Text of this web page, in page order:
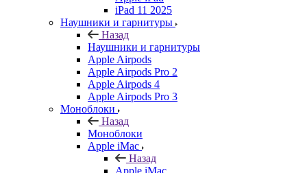
iPad 11 2025
Наушники и гарнитуры
Назад
Наушники и гарнитуры
Apple Airpods
Apple Airpods Pro 2
Apple Airpods 4
Apple Airpods Pro 3
Моноблоки
Назад
Моноблоки
Apple iMac
Назад
Apple iMac